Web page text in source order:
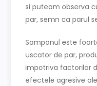
si puteam observa
par, semn ca parul
Samponul este
uscator de par,
impotriva factorilor
efectele agresive